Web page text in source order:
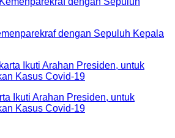
dengan Sepuluh Kepala
Ikuti Arahan Presiden, untuk
Kasus Covid-19